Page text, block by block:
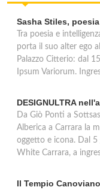
Sasha Stiles,
Tra poesia e
porta il suo alter ego
Palazzo Citterio: dal
Ipsum Variorum.
DESIGNULTRA
Da Giò Ponti a
Alberica a Carrara la
oggetto e icona. Dal
White Carrara, a
Il Tempio